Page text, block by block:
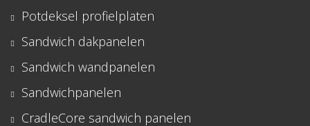
Potdeksel profielplaten
Sandwich dakpanelen
Sandwich wandpanelen
Sandwichpanelen
CradleCore sandwich panelen